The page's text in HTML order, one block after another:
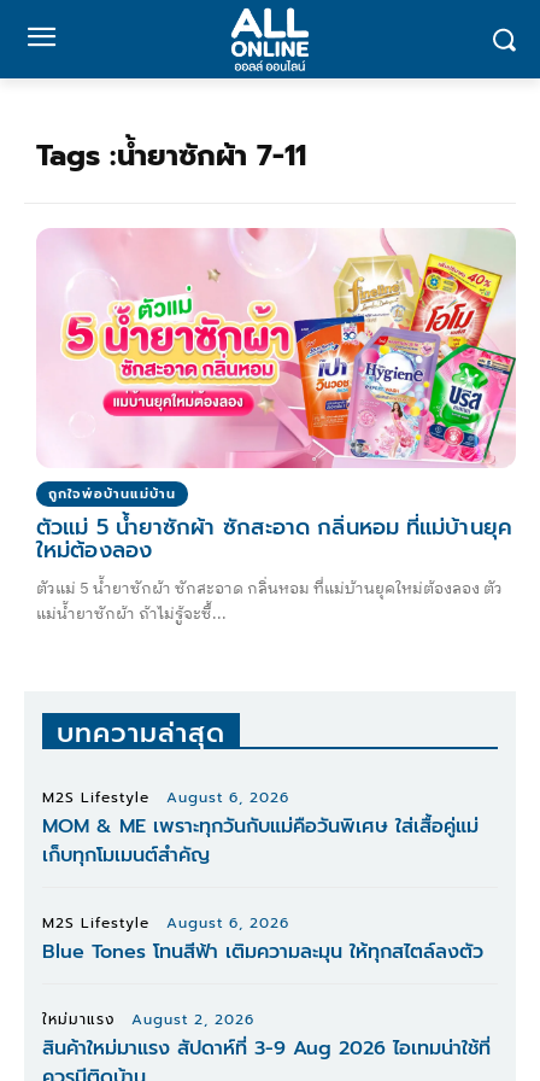
Tags :น้ำยาซักผ้า 7-11
ถูกใจพ่อบ้านแม่บ้าน
ตัวแม่ 5 น้ำยาซักผ้า ซักสะอาด กลิ่นหอม ที่แม่บ้านยุค
ใหม่ต้องลอง
ตัวแม่ 5 น้ำยาซักผ้า ซักสะอาด กลิ่นหอม ที่แม่บ้านยุคใหม่ต้องลอง ตัว
แม่น้ำยาซักผ้า ถ้าไม่รู้จะซื้...
บทความล่าสุด
M2S Lifestyle August 6, 2026
MOM & ME เพราะทุกวันกับแม่คือวันพิเศษ ใส่เสื้อคู่แม่
เก็บทุกโมเมนต์สำคัญ
M2S Lifestyle August 6, 2026
Blue Tones โทนสีฟ้า เติมความละมุน ให้ทุกสไตล์ลงตัว
ใหม่มาแรง August 2, 2026
สินค้าใหม่มาแรง สัปดาห์ที่ 3-9 Aug 2026 ไอเทมน่าใช้ที่